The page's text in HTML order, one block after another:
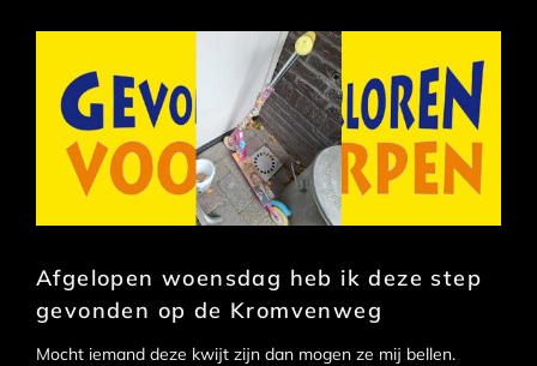
Afgelopen woensdag heb ik deze step
gevonden op de Kromvenweg
Mocht iemand deze kwijt zijn dan mogen ze mij bellen.